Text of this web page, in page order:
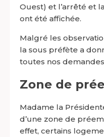
Ouest) et l’arrêté et
ont été affichée.
Malgré les
la sous préfète a
toutes nos
Zone de
Madame la
d’une zone de
effet, certains